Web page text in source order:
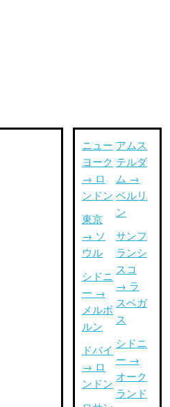
ニュー
ヨーク
→ ロ
ンドン
東京
→ ソ
ウル
シドニ
ー →
メルボ
ルン
ドバイ
→ ロ
ンドン
アムス
テルダ
ム →
ベルリ
ン
サンフ
ランシ
スコ
→ ラ
スベガ
ス
シドニ
ー →
オーク
ランド